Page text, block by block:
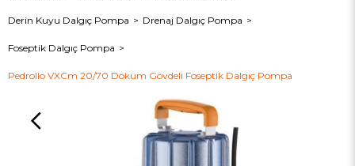
Derin Kuyu Dalgıç Pompa Drenaj Dalgıç Pompa
Foseptik Dalgıç Pompa
Pedrollo VXCm 20/70 Döküm Gövdeli Foseptik Dalgıç Pompa